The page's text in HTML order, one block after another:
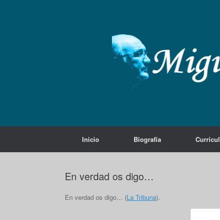
Inicio Biografía
En verdad os digo…
En verdad os digo… (La Tribuna).